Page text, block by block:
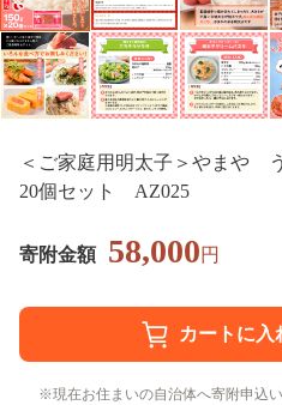
＜ご家庭用明太子＞やまや
20個セット AZ025
寄附金額 58,000円
現在お住まいの自治体へ寄附申込